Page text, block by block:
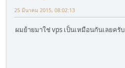
25 มีนาคม 2015, 08:02:13
ผมย้ายมาใช่ vps เป็นเหมือนกันเลยครับ